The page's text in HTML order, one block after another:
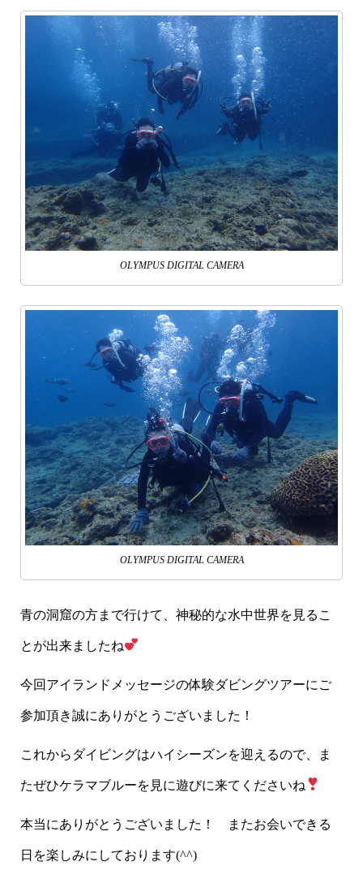
OLYMPUS DIGITAL CAMERA
OLYMPUS DIGITAL CAMERA
青の洞窟の方まで行けて、神秘的な水中世界を見るこ
とが出来ましたね
今回アイランドメッセージの体験ダビングツアーにご
参加頂き誠にありがとうございました！
これからダイビングはハイシーズンを迎えるので、ま
たぜひケラマブルーを見に遊びに来てくださいね
本当にありがとうございました！ またお会いできる
日を楽しみにしております(^^)